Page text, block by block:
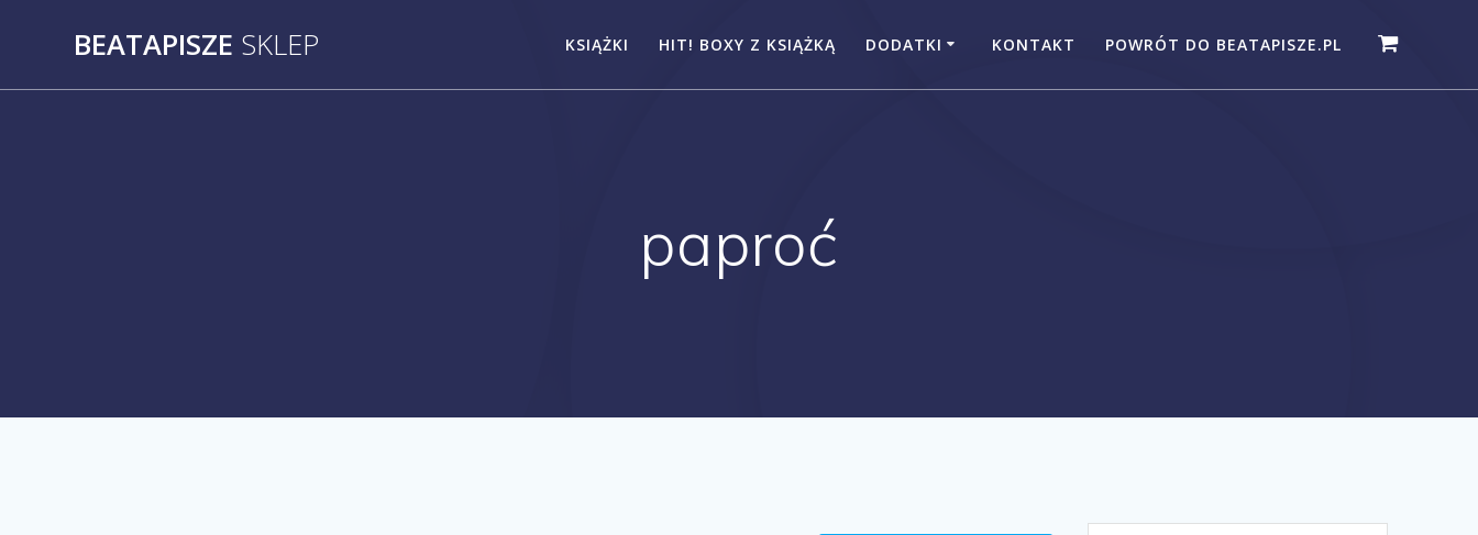
BEATAPISZE SKLEP KSIĄŻKI HIT! BOXY Z KSIĄŻKĄ DODATKI KONTAKT POWRÓT DO BEATAPISZE.PL
paproć